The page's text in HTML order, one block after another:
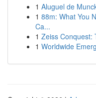
1 Aluguel de
1 88m: What You
Ca...
1 Zeiss Conquest:
1 Worldwide